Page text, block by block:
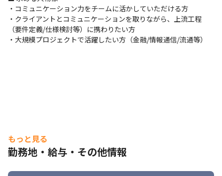
で年収50～100万円アップを目指すことも可能です
・コミュニケーション力をチームに活かしていただける方
・クライアントとコミュニケーションを取りながら、上流工程
（要件定義/仕様検討等）に携わりたい方
・大規模プロジェクトで活躍したい方（金融/情報通信/流通等）
もっと見る
勤務地・給与・その他情報